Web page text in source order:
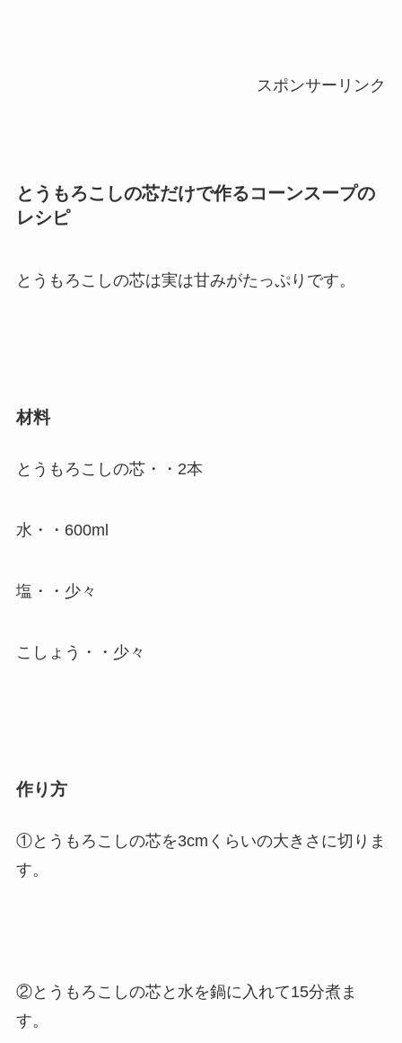
スポンサーリンク
とうもろこしの芯だけで作るコーンスープの
レシピ
とうもろこしの芯は実は甘みがたっぷりです。
材料
とうもろこしの芯・・2本
水・・600ml
塩・・少々
こしょう・・少々
作り方
①とうもろこしの芯を3cmくらいの大きさに切りま
す。
②とうもろこしの芯と水を鍋に入れて15分煮ま
す。